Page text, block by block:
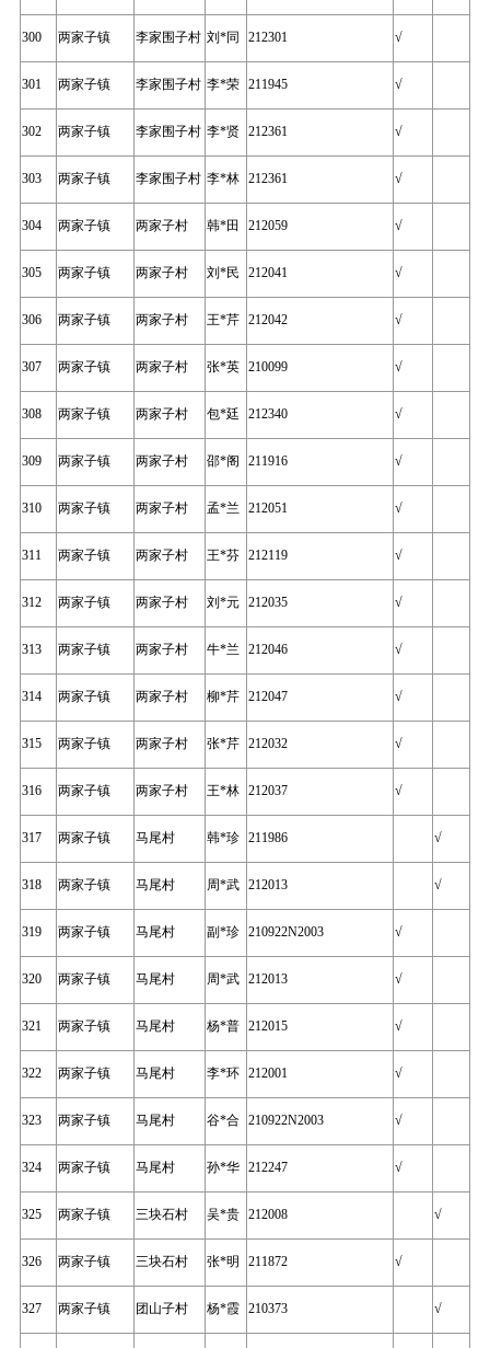
300 两家子镇 李家围子村 刘*同 212301 √
301 两家子镇 李家围子村 李*荣 211945 √
302 两家子镇 李家围子村 李*贤 212361 √
303 两家子镇 李家围子村 李*林 212361 √
304 两家子镇 两家子村 韩*田 212059 √
305 两家子镇 两家子村 刘*民 212041 √
306 两家子镇 两家子村 王*芹 212042 √
307 两家子镇 两家子村 张*英 210099 √
308 两家子镇 两家子村 包*廷 212340 √
309 两家子镇 两家子村 邵*阁 211916 √
310 两家子镇 两家子村 孟*兰 212051 √
311 两家子镇 两家子村 王*芬 212119 √
312 两家子镇 两家子村 刘*元 212035 √
313 两家子镇 两家子村 牛*兰 212046 √
314 两家子镇 两家子村 柳*芹 212047 √
315 两家子镇 两家子村 张*芹 212032 √
316 两家子镇 两家子村 王*林 212037 √
317 两家子镇 马尾村 韩*珍 211986 √
318 两家子镇 马尾村 周*武 212013 √
319 两家子镇 马尾村 副*珍 210922N2003 √
320 两家子镇 马尾村 周*武 212013 √
321 两家子镇 马尾村 杨*普 212015 √
322 两家子镇 马尾村 李*环 212001 √
323 两家子镇 马尾村 谷*合 210922N2003 √
324 两家子镇 马尾村 孙*华 212247 √
325 两家子镇 三块石村 吴*贵 212008 √
326 两家子镇 三块石村 张*明 211872 √
327 两家子镇 团山子村 杨*霞 210373 √